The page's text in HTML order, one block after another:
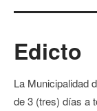
Edicto
La Municipalidad
de 3 (tres) días a